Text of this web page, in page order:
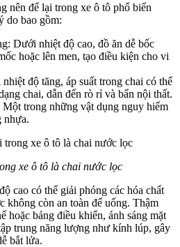
nên để lại trong xe ô tô phổ biến
do bao gồm:
Dưới nhiệt độ cao, đồ ăn dễ bốc
hoặc lên men, tạo điều kiện cho vi
độ tăng, áp suất trong chai có thể
chai, dẫn đến rò rỉ và bẩn nội thất.
trong những vật dụng nguy hiểm
nhựa.
xe ô tô là chai nước lọc
cao có thể giải phóng các hóa chất
không còn an toàn để uống. Thậm
hoặc bảng điều khiển, ánh sáng mặt
trung năng lượng như kính lúp, gây
bắt lửa.